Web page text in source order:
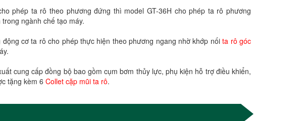
phép ta rô theo phương đứng thì model GT-36H cho phép ta rô phương
ngành chế tạo máy.
cơ ta rô cho phép thực hiện theo phương ngang nhờ khớp nốita rô góc
cung cấp đồng bộ bao gồm cụm bơm thủy lực, phụ kiện hỗ trợ điều khiển,
tặng kèm 6 Collet cặp mũi ta rô.